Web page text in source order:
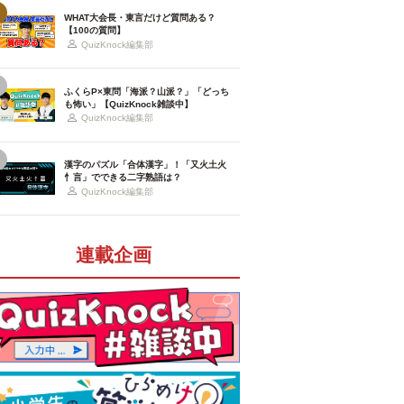
WHAT大会長・東言だけど質問ある？
【100の質問】
QuizKnock編集部
ふくらP×東問「海派？山派？」「どっち
も怖い」【QuizKnock雑談中】
QuizKnock編集部
漢字のパズル「合体漢字」！「又火土火
忄言」でできる二字熟語は？
QuizKnock編集部
連載企画